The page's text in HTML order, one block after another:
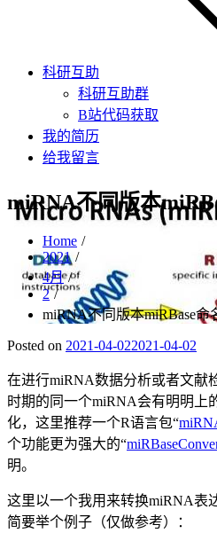
科研互助
科研互助群
B站代码获取
我的简历
给我留言
miRNA不同版本
Home
2021
4月
2
miRNA不同版本miRBase命
Posted on 2021-04-022021-04-02
在进行miRNA数据分析或者文献
时期的同一个miRNA会有明明上
化，这里推荐一个R语言包“
个功能更为强大的“
明。
这里以一个我用来转换miRNA表
简要举个例子（仅做参考）：